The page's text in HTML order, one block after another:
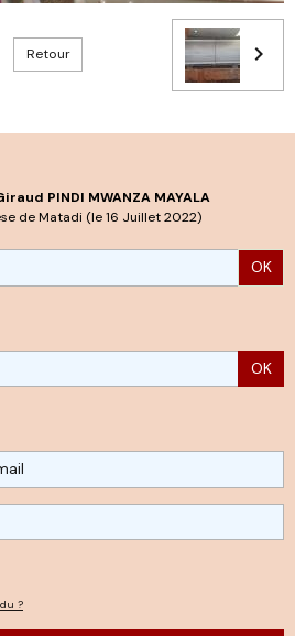
Retour
PINDI MWANZA MAYALA
de Matadi (le 16 Juillet 2022)
OK
OK
?